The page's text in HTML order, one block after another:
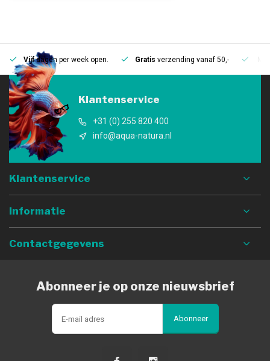
Vijfdagen per week open. Gratis verzending vanaf 50,-
Klantenservice
+31 (0) 255 820 400
info@aqua-natura.nl
Klantenservice
Informatie
Contactgegevens
Abonneer je op onze nieuwsbrief
Abonneer